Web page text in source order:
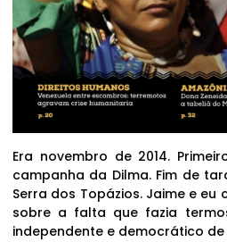
Era novembro de 2014.
campanha da Dilma. Fim de
Serra dos Topázios. Jaime e
sobre a falta que fazia
independente e democrático